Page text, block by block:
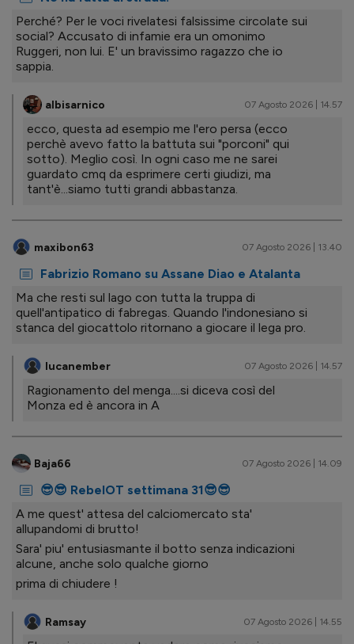
Perché? Per le voci rivelatesi falsissime circolate sui
social? Accusato di infamie era un omonimo
Ruggeri, non lui. E' un bravissimo ragazzo che io
sappia.
albisarnico 07 Agosto 2026 | 14.57
ecco, questa ad esempio me l'ero persa (ecco
perchè avevo fatto la battuta sui "porconi" qui
sotto). Meglio così. In ogni caso me ne sarei
guardato cmq da esprimere certi giudizi, ma
tant'è...siamo tutti grandi abbastanza.
maxibon63 07 Agosto 2026 | 13.40
Fabrizio Romano su Assane Diao e Atalanta
Ma che resti sul lago con tutta la truppa di
quell'antipatico di fabregas. Quando l'indonesiano si
stanca del giocattolo ritornano a giocare il lega pro.
lucanember 07 Agosto 2026 | 14.57
Ragionamento del menga....si diceva così del
Monza ed è ancora in A
Baja66 07 Agosto 2026 | 14.09
😎😎 RebelOT settimana 31😎😎
A me quest' attesa del calciomercato sta'
allupandomi di brutto!
Sara' piu' entusiasmante il botto senza indicazioni
alcune, anche solo qualche giorno
prima di chiudere !
Ramsay 07 Agosto 2026 | 14.55